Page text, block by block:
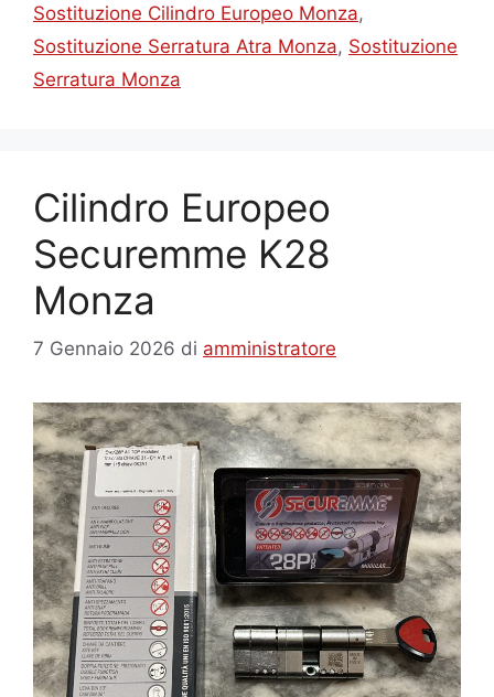
Sostituzione Cilindro Europeo Monza,
Sostituzione Serratura Atra Monza, Sostituzione
Serratura Monza
Cilindro Europeo
Securemme K28
Monza
7 Gennaio 2026 di amministratore